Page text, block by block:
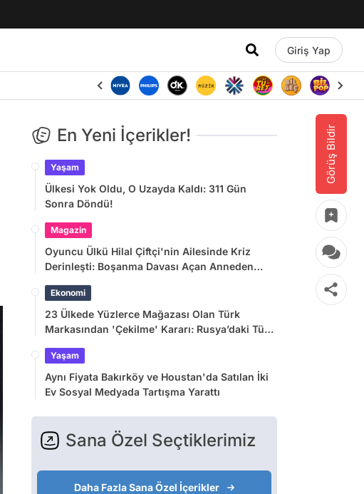
Giriş Yap
Görüş Bildir
En Yeni İçerikler!
Yaşam
Ülkesi Yok Oldu, O Uzayda Kaldı: 311 Gün
Sonra Döndü!
Magazin
Oyuncu Ülkü Hilal Çiftçi'nin Ailesinde Kriz
Derinleşti: Boşanma Davası Açan Anneden
Ekonomi
23 Ülkede Yüzlerce Mağazası Olan Türk
Markasından 'Çekilme' Kararı: Rusya’daki Tüm
Yaşam
Aynı Fiyata Bakırköy ve Houstan'da Satılan İki
Ev Sosyal Medyada Tartışma Yarattı
Sana Özel Seçtiklerimiz
Daha Fazla Sana Özel İçerikler